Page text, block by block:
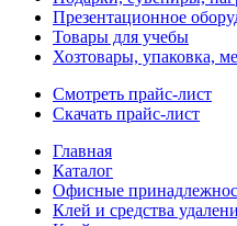
Презентационное
Товары для учебы
Хозтовары, упаковка,
Смотреть прайс-лист
Скачать прайс-лист
Главная
Каталог
Офисные
Клей и средства